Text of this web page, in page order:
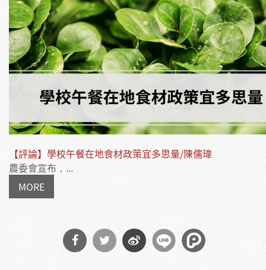
【評論】學校午餐在地食材政策宜多思量/陳儒瑋
農委會宣布，...
MORE